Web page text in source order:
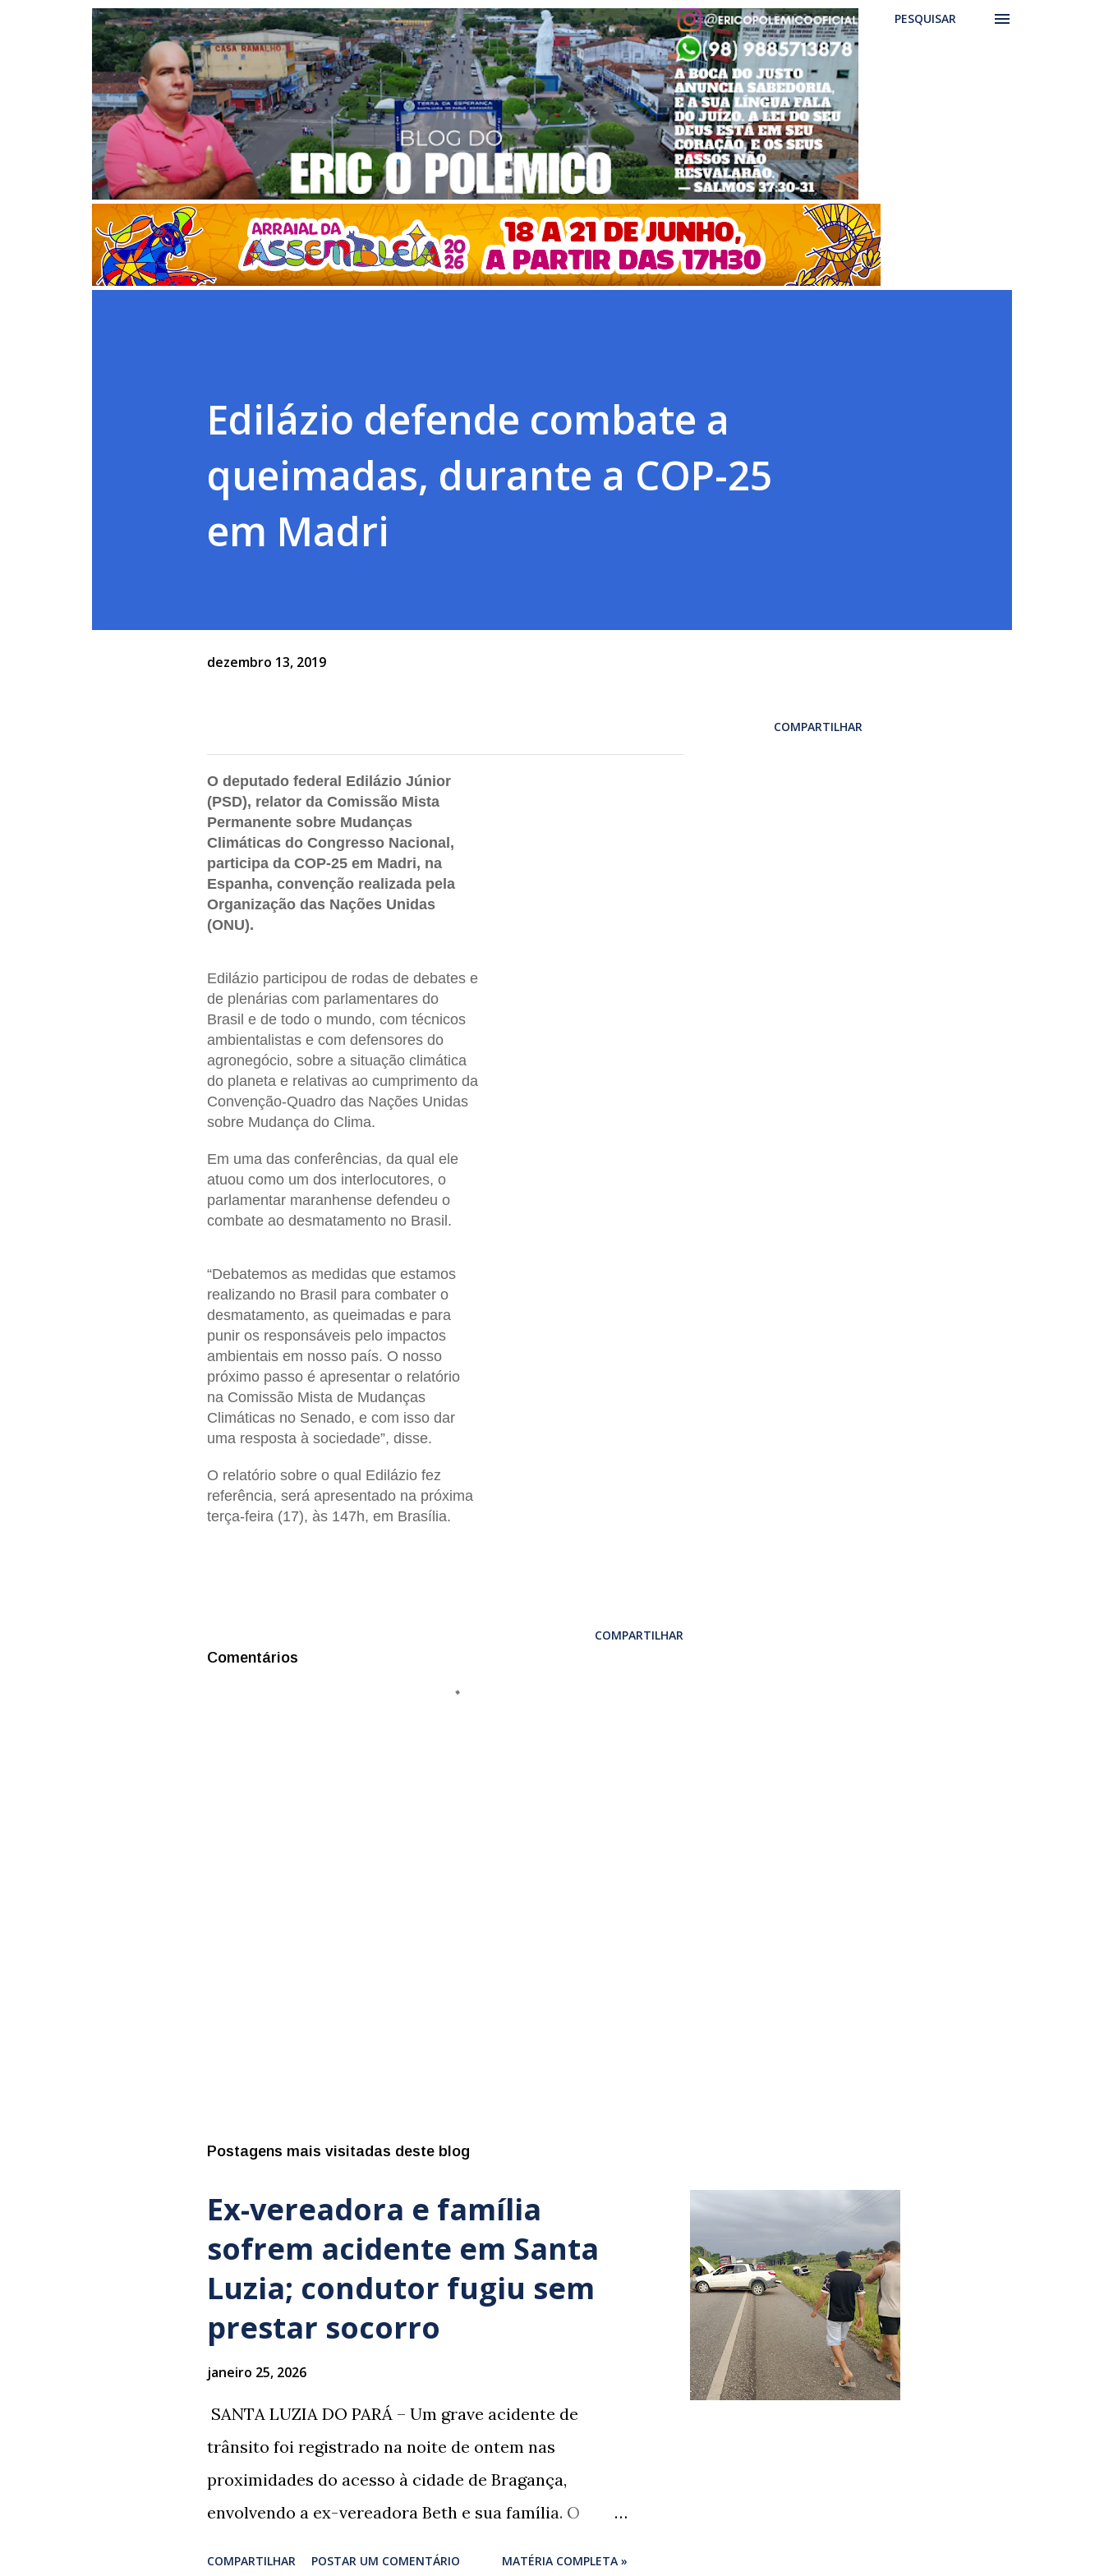
Pular para o conteúdo principal PESQUISAR
Edilázio defende combate a
queimadas, durante a COP-25
em Madri
dezembro 13, 2019
O deputado federal Edilázio Júnior
(PSD), relator da Comissão Mista
Permanente sobre Mudanças
Climáticas do Congresso Nacional,
participa da COP-25 em Madri, na
Espanha, convenção realizada pela
Organização das Nações Unidas
(ONU).
Edilázio participou de rodas de debates e
de plenárias com parlamentares do
Brasil e de todo o mundo, com técnicos
ambientalistas e com defensores do
agronegócio, sobre a situação climática
do planeta e relativas ao cumprimento da
Convenção-Quadro das Nações Unidas
sobre Mudança do Clima.
Em uma das conferências, da qual ele
atuou como um dos interlocutores, o
parlamentar maranhense defendeu o
combate ao desmatamento no Brasil.
“Debatemos as medidas que estamos
realizando no Brasil para combater o
desmatamento, as queimadas e para
punir os responsáveis pelo impactos
ambientais em nosso país. O nosso
próximo passo é apresentar o relatório
na Comissão Mista de Mudanças
Climáticas no Senado, e com isso dar
uma resposta à sociedade”, disse.
O relatório sobre o qual Edilázio fez
referência, será apresentado na próxima
terça-feira (17), às 147h, em Brasília.
COMPARTILHAR
COMPARTILHAR
Comentários
Postagens mais visitadas deste blog
Ex-vereadora e família
sofrem acidente em Santa
Luzia; condutor fugiu sem
prestar socorro
janeiro 25, 2026
​ SANTA LUZIA DO PARÁ – Um grave acidente de
trânsito foi registrado na noite de ontem nas
proximidades do acesso à cidade de Bragança,
envolvendo a ex-vereadora Beth e sua família. O
COMPARTILHAR POSTAR UM COMENTÁRIO MATÉRIA COMPLETA »